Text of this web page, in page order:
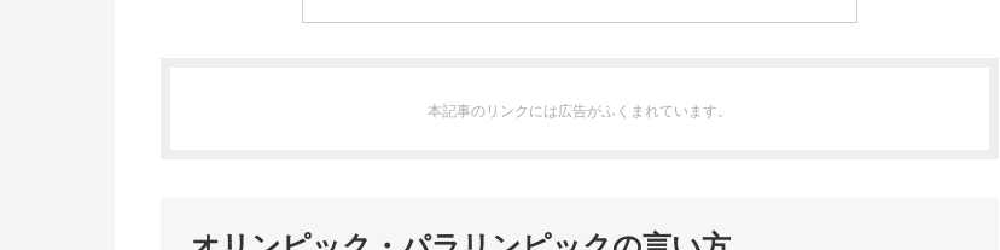
本記事のリンクには広告がふくまれています。